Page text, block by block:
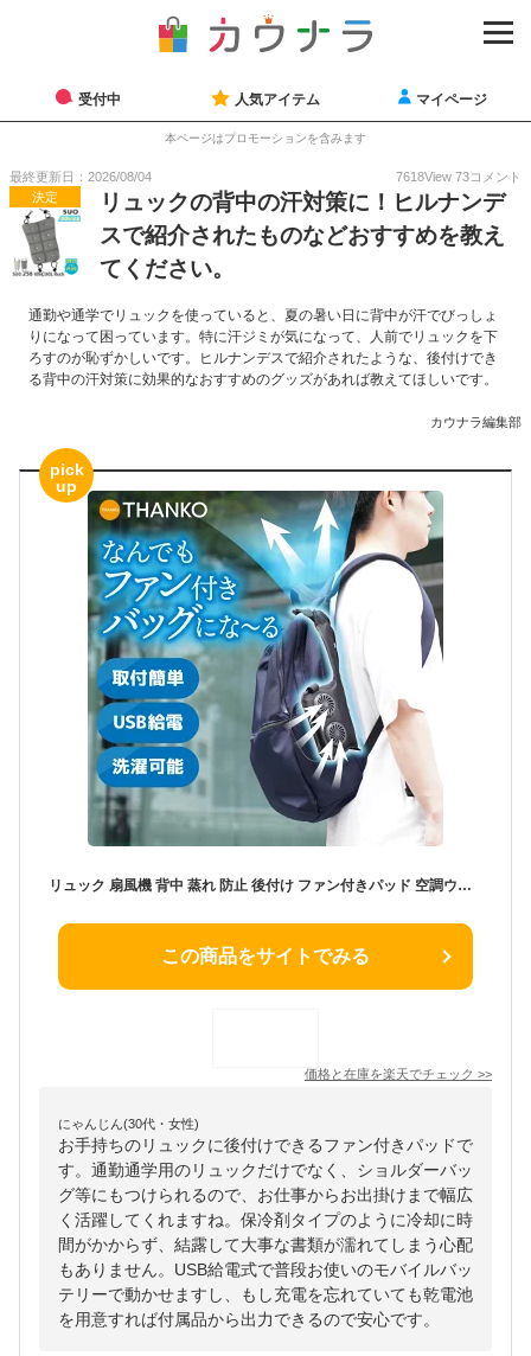
受付中 人気アイテム マイページ
本ページはプロモーションを含みます
最終更新日：2026/08/04 7618View 73コメント
決定
リュックの背中の汗対策に！ヒルナンデ
スで紹介されたものなどおすすめを教え
てください。
通勤や通学でリュックを使っていると、夏の暑い日に背中が汗でびっしょ
りになって困っています。特に汗ジミが気になって、人前でリュックを下
ろすのが恥ずかしいです。ヒルナンデスで紹介されたような、後付けでき
る背中の汗対策に効果的なおすすめのグッズがあれば教えてほしいです。
カウナラ編集部
pick
up
リュック 扇風機 背中 蒸れ 防止 後付け ファン付きパッド 空調ウェア ビジネス 通勤 通学 ランドセル 小学生 暑さ対策 電池式 USB給電 登山 アウトドア 外回り 快適 取り付け 簡単 [公式] なんでもファン付きバッグにな〜る BPMF26CBK
この商品をサイトでみる
価格と在庫を楽天でチェック >>
にゃんじん(30代・女性)
お手持ちのリュックに後付けできるファン付きパッドで
す。通勤通学用のリュックだけでなく、ショルダーバッ
グ等にもつけられるので、お仕事からお出掛けまで幅広
く活躍してくれますね。保冷剤タイプのように冷却に時
間がかからず、結露して大事な書類が濡れてしまう心配
もありません。USB給電式で普段お使いのモバイルバッ
テリーで動かせますし、もし充電を忘れていても乾電池
を用意すれば付属品から出力できるので安心です。